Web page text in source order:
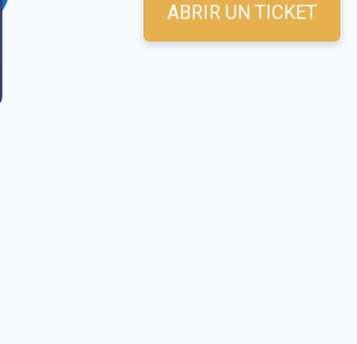
ABRIR UN TICKET